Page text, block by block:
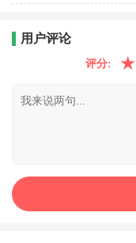
用户评论
评分: ★